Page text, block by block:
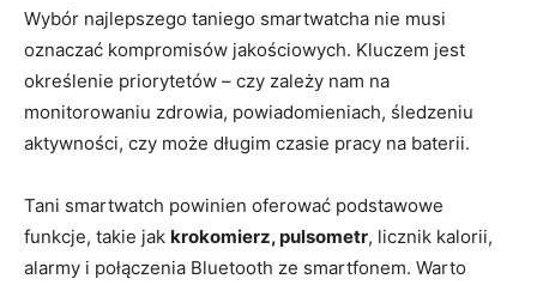
Wybór najlepszego taniego smartwatcha nie musi
oznaczać kompromisów jakościowych. Kluczem jest
określenie priorytetów – czy zależy nam na
monitorowaniu zdrowia, powiadomieniach, śledzeniu
aktywności, czy może długim czasie pracy na baterii.
Tani smartwatch powinien oferować podstawowe
funkcje, takie jak krokomierz, pulsometr, licznik kalorii,
alarmy i połączenia Bluetooth ze smartfonem. Warto